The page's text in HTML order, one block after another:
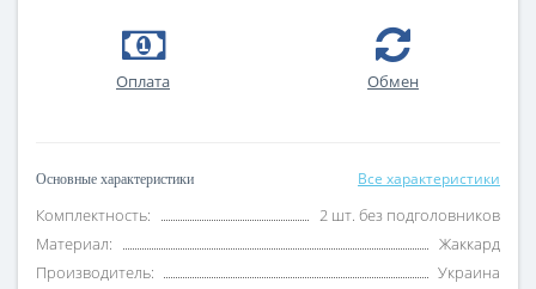
Оплата Обмен
Основные характеристики Все характеристики
Комплектность:
2 шт. без подголовников
Материал:
Жаккард
Производитель:
Украина